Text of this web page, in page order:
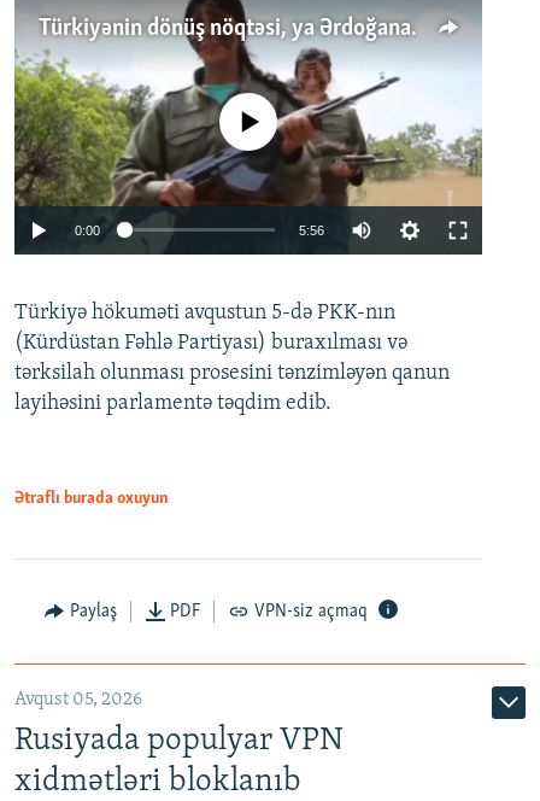
Türkiyənin dönüş nöqtəsi, ya Ərdoğana üçüncü şans: PKK ilə qəfil barışıq nə deməkdir?
Auto 240p 360p 480p
720p 1080p
No media source currently available
0:00 5:56
360p
480p
Türkiyə hökuməti avqustun 5-də PKK-nın
(Kürdüstan Fəhlə Partiyası) buraxılması və
tərksilah olunması prosesini tənzimləyən qanun
layihəsini parlamentə təqdim edib.
Ətraflı burada oxuyun
Paylaş PDF VPN-siz açmaq
Avqust 05, 2026
Rusiyada populyar VPN
xidmətləri bloklanıb